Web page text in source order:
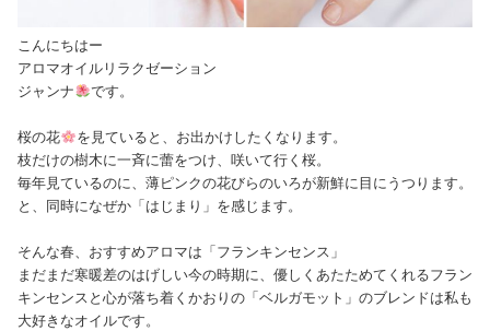
こんにちはー
アロマオイルリラクゼーション
ジャンナ
です。
桜の花
を見ていると、お出かけしたくなります。
枝だけの樹木に一斉に蕾をつけ、咲いて行く桜。
毎年見ているのに、薄ピンクの花びらのいろが新鮮に目にうつります。
と、同時になぜか「はじまり」を感じます。
そんな春、おすすめアロマは「フランキンセンス」
まだまだ寒暖差のはげしい今の時期に、優しくあたためてくれるフラン
キンセンスと心が落ち着くかおりの「ベルガモット」のブレンドは私も
大好きなオイルです。